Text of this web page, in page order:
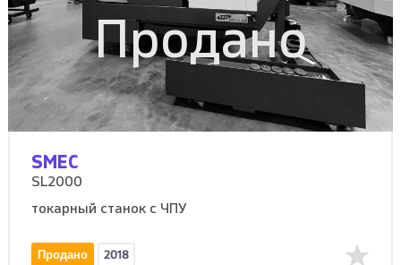
Продано
SMEC
SL2000
токарный станок с ЧПУ
Продано 2018